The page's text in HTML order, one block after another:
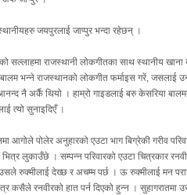
जयपुरलाई जाप्पुर भन्दा रहेछन् ।
सल्लाहमा राजस्थानी लोकगीतका साथ स्थानीय
भन्ने राजस्थानको लोकगीत फर्माइस गरें, जसलाई
नै अर्कै थियो । हाम्रो गाइडलाई बरु केसरिया
त्यो सुनाइदिएँ ।
आगोले पोलेर अनुहारको एउटा भाग बिग्रेकी गरीव
लुकाउँछे । सम्पन्न परिवारको एउटा चित्रकार
रुक्मीलाई देख्छ र अचम्म पर्छ । ऊ रुक्मीलाई मन
कसैले रनवीरको हात पर्न दिएको हुन्न ।